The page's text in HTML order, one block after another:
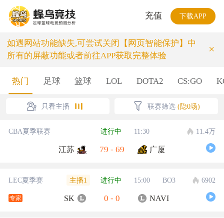
充值 下载APP
如遇网站功能缺失,可尝试关闭【网页智能保护】中
所有的屏蔽功能或者前往APP获取完整体验
×
热门 足球 篮球 LOL DOTA2 CS:GO
只看主播 联赛筛选 (隐0场)
CBA夏季联赛 进行中 11:30 11.4万
江苏 79 - 69 广厦
LEC夏季赛 主播1 进行中 15:00 BO3 6902
专家 SK 0 - 0 NAVI